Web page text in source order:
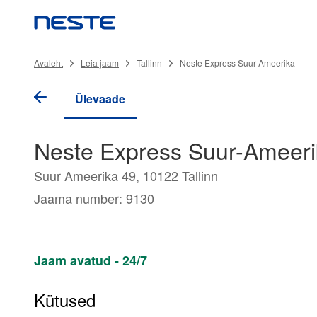
Avaleht Leia jaam Tallinn Neste Express Suur-Ameerika
Ülevaade
Neste Express Suur-
Suur Ameerika 49, 10122 Tallinn
Jaama number: 9130
Jaam avatud - 24/7
Kütused